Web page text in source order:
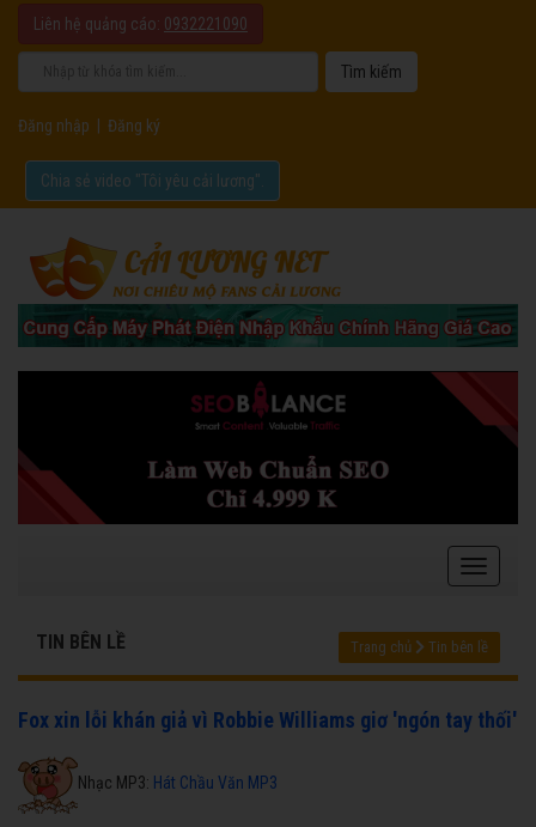
Liên hệ quảng cáo: 0932221090
Đăng nhập Đăng ký
Chia sẻ video "Tôi yêu cải lương".
TIN BÊN LỀ Trang chủ Tin bên lề
Fox xin lỗi khán giả vì Robbie Williams giơ 'ngón tay thối'
Nhạc MP3: Hát Chầu Văn MP3